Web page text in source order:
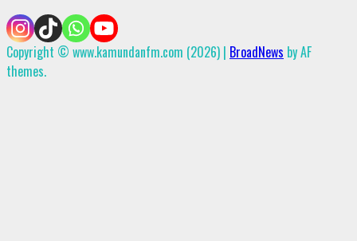
Copyright © www.kamundanfm.com (2026) | BroadNews by AF
themes.